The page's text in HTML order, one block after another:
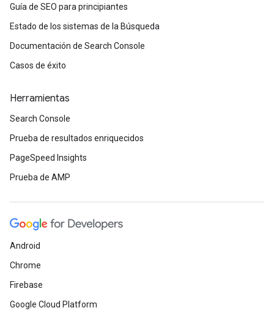
Guía de SEO para principiantes
Estado de los sistemas de la Búsqueda
Documentación de Search Console
Casos de éxito
Herramientas
Search Console
Prueba de resultados enriquecidos
PageSpeed Insights
Prueba de AMP
Android
Chrome
Firebase
Google Cloud Platform